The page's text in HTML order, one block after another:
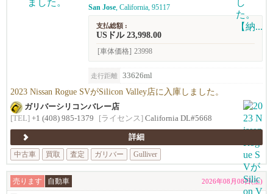
San Jose, California, 95117
支払総額 :
USドル 23,998.00
[車体価格] 23998
走行距離 33626ml
2023 Nissan Rogue SVがSilicon Valley店に入庫しました。
ガリバーシリコンバレー店
[TEL] +1 (408) 985-1379 [ライセンス] California DL#5668
詳細
中古車
買取 査定 ガリバー Gulliver
売ります 自動車 2026年08月08日(土)